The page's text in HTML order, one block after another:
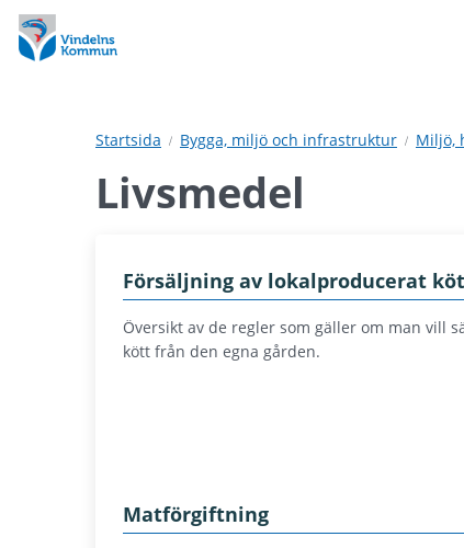
Hoppa
till
innehåll
Hoppa
till
undermeny
Startsida Bygga, miljö och infrastruktur Miljö,
Livsmedel
Försäljning av lokalproducerat
Översikt av de regler som gäller om man vill
kött från den egna gården.
Matförgiftning